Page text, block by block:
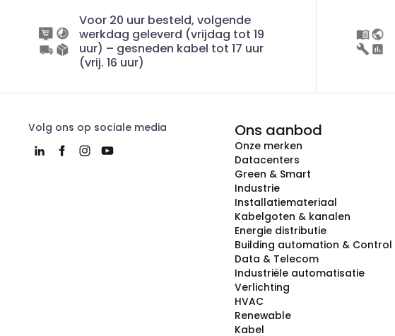
Voor 20 uur besteld, volgende
werkdag geleverd (vrijdag tot 19
uur) – gesneden kabel tot 17 uur
(vrij. 16 uur)
Volg ons op sociale media Ons aanbod
Onze merken
Datacenters
Green & Smart
Industrie
Installatiemateriaal
Kabelgoten & kanalen
Energie distributie
Building automation & Control
Data & Telecom
Industriële automatisatie
Verlichting
HVAC
Renewable
Kabel